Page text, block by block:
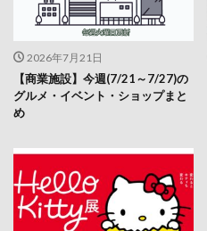
2026年7月21日
【商業施設】今週(7/21～7/27)の
グルメ・イベント・ショップまと
め